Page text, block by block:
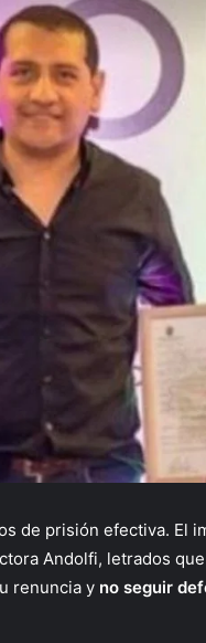
de prisión efectiva. El
Andolfi, letrados
renuncia y no seguir